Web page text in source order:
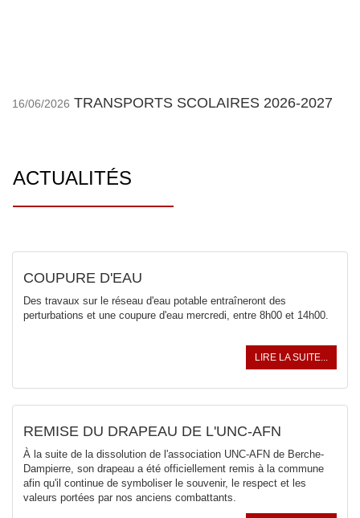
16/06/2026 TRANSPORTS SCOLAIRES 2026-2027
ACTUALITÉS
COUPURE D'EAU
Des travaux sur le réseau d'eau potable entraîneront des
perturbations et une coupure d'eau mercredi, entre 8h00 et 14h00.
LIRE LA SUITE...
REMISE DU DRAPEAU DE L'UNC-AFN
À la suite de la dissolution de l'association UNC-AFN de Berche-
Dampierre, son drapeau a été officiellement remis à la commune
afin qu'il continue de symboliser le souvenir, le respect et les
valeurs portées par nos anciens combattants.